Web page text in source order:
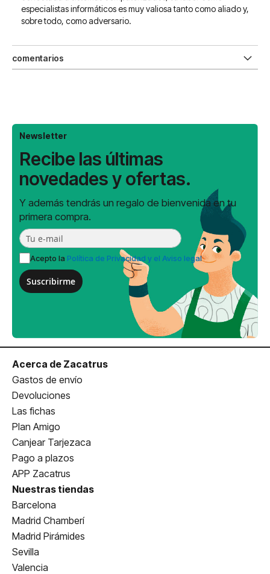
especialistas informáticos es muy valiosa tanto como aliado y,
sobre todo, como adversario.
comentarios
Newsletter
Recibe las últimas
novedades y ofertas.
Y además tendrás un regalo de bienvenida en tu
primera compra.
Acepto la Política de Privacidad y el Aviso legal
Suscribirme
Acerca de Zacatrus
Gastos de envío
Devoluciones
Las fichas
Plan Amigo
Canjear Tarjezaca
Pago a plazos
APP Zacatrus
Nuestras tiendas
Barcelona
Madrid Chamberí
Madrid Pirámides
Sevilla
Valencia